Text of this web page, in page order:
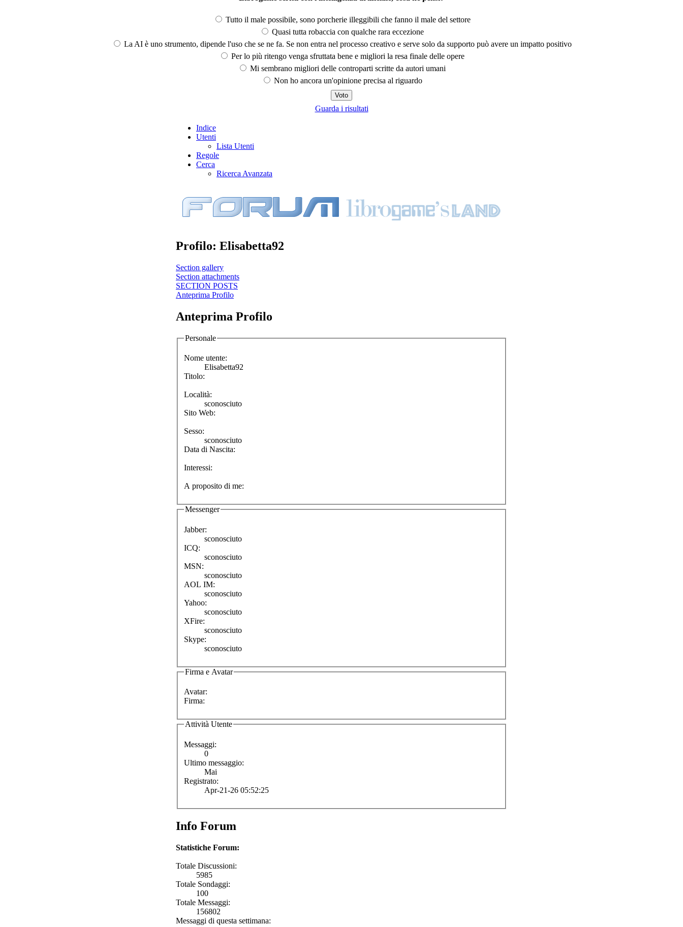
Tutto il male possibile, sono porcherie illeggibili che fanno il male del settore
Quasi tutta robaccia con qualche rara eccezione
La AI è uno strumento, dipende l'uso che se ne fa. Se non entra nel processo creativo e serve solo da supporto può avere un impatto positivo
Per lo più ritengo venga sfruttata bene e migliori la resa finale delle opere
Mi sembrano migliori delle controparti scritte da autori umani
Non ho ancora un'opinione precisa al riguardo
Guarda i risultati
Indice
Utenti
Lista Utenti
Regole
Cerca
Ricerca Avanzata
Profilo: Elisabetta92
Section gallery
Section attachments
SECTION POSTS
Anteprima Profilo
Anteprima Profilo
Personale
Nome utente:
Elisabetta92
Titolo:
Località:
sconosciuto
Sito Web:
Sesso:
sconosciuto
Data di Nascita:
Interessi:
A proposito di me:
Messenger
Jabber:
sconosciuto
ICQ:
sconosciuto
MSN:
sconosciuto
AOL IM:
sconosciuto
Yahoo:
sconosciuto
XFire:
sconosciuto
Skype:
sconosciuto
Firma e Avatar
Avatar:
Firma:
Attività Utente
Messaggi:
0
Ultimo messaggio:
Mai
Registrato:
Apr-21-26 05:52:25
Info Forum
Statistiche Forum:
Totale Discussioni:
5985
Totale Sondaggi:
100
Totale Messaggi:
156802
Messaggi di questa settimana: